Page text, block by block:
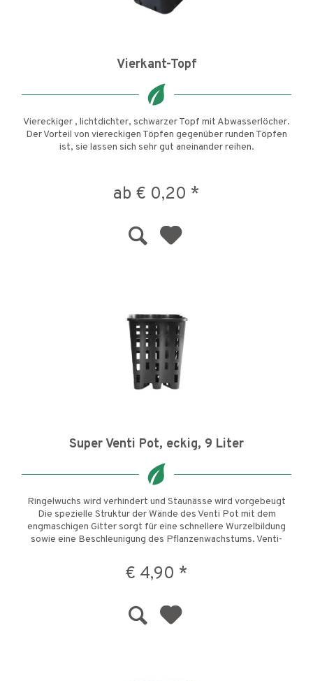
Vierkant-Topf
Viereckiger , lichtdichter, schwarzer Topf mit Abwasserlöcher.
Der Vorteil von viereckigen Töpfen gegenüber runden Töpfen
ist, sie lassen sich sehr gut aneinander reihen.
ab € 0,20 *
Super Venti Pot, eckig, 9 Liter
Ringelwuchs wird verhindert und Staunässe wird vorgebeugt
Die spezielle Struktur der Wände des Venti Pot mit dem
engmaschigen Gitter sorgt für eine schnellere Wurzelbildung
sowie eine Beschleunigung des Pflanzenwachstums. Venti-
€ 4,90 *